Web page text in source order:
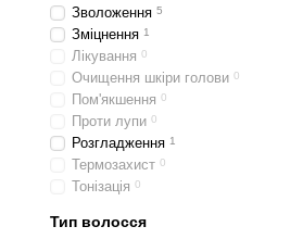
Зволоження 5
Зміцнення 1
Лікування 0
Очищення шкіри голови 0
Пом'якшення 0
Проти лупи 0
Розгладження 1
Термозахист 0
Тонізація 0
Тип волосся